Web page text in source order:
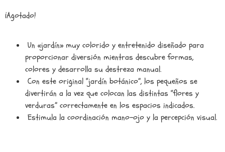
¡Agotado!
Un «jardín» muy colorido y entretenido diseñado para
proporcionar diversión mientras descubre formas,
colores y desarrolla su destreza manual.
Con este original “jardín botánico”, los pequeños se
divertirán a la vez que colocan las distintas “flores y
verduras” correctamente en los espacios indicados.
Estimula la coordinación mano-ojo y la percepción visual.